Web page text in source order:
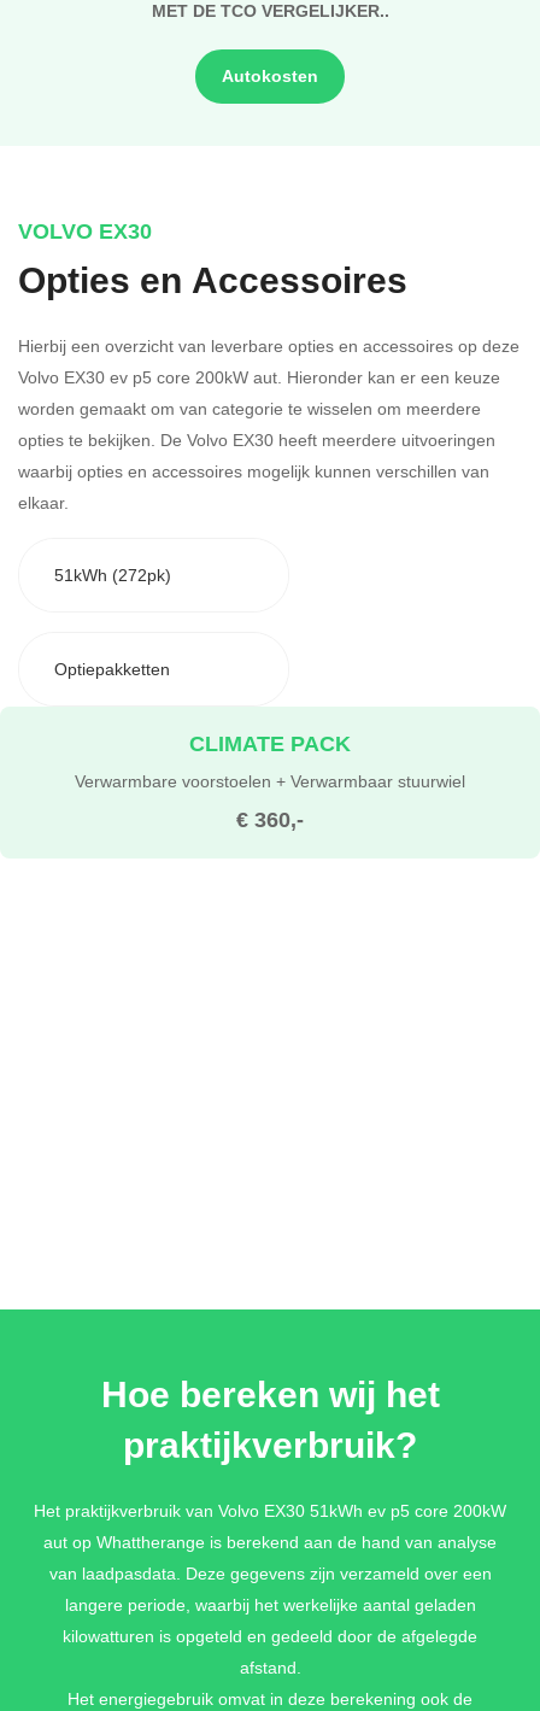
MET DE TCO VERGELIJKER..
Autokosten
VOLVO EX30
Opties en Accessoires
Hierbij een overzicht van leverbare opties en accessoires op deze
Volvo EX30 ev p5 core 200kW aut. Hieronder kan er een keuze
worden gemaakt om van categorie te wisselen om meerdere
opties te bekijken. De Volvo EX30 heeft meerdere uitvoeringen
waarbij opties en accessoires mogelijk kunnen verschillen van
elkaar.
51kWh (272pk)
Optiepakketten
€ 360,-
CLIMATE PACK
Verwarmbare voorstoelen + Verwarmbaar stuurwiel
Hoe bereken wij het
praktijkverbruik?
Het praktijkverbruik van Volvo EX30 51kWh ev p5 core 200kW
aut op Whattherange is berekend aan de hand van analyse
van laadpasdata. Deze gegevens zijn verzameld over een
langere periode, waarbij het werkelijke aantal geladen
kilowatturen is opgeteld en gedeeld door de afgelegde
afstand.
Het energiegebruik omvat in deze berekening ook de